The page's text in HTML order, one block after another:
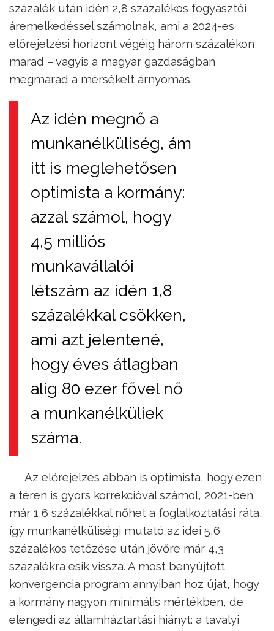
százalék után idén 2,8 százalékos fogyasztói
áremelkedéssel számolnak, ami a 2024-es
előrejelzési horizont végéig három százalékon
marad – vagyis a magyar gazdaságban
megmarad a mérsékelt árnyomás.
Az idén megnő a
munkanélküliség, ám
itt is meglehetősen
optimista a kormány:
azzal számol, hogy
4,5 milliós
munkavállalói
létszám az idén 1,8
százalékkal csökken,
ami azt jelentené,
hogy éves átlagban
alig 80 ezer fővel nő
a munkanélküliek
száma.
Az előrejelzés abban is optimista, hogy ezen
a téren is gyors korrekcióval számol, 2021-ben
már 1,6 százalékkal nőhet a foglalkoztatási ráta,
így munkanélküliségi mutató az idei 5,6
százalékos tetőzése után jövőre már 4,3
százalékra esik vissza. A most benyújtott
konvergencia program annyiban hoz újat, hogy
a kormány nagyon minimális mértékben, de
elengedi az államháztartási hiányt: a tavalyi